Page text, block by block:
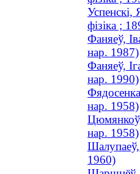
Успенскі,
фізіка ;
Фаняеў,
нар. 1987)
Фаняеў,
нар. 1990)
нар. 1958)
Цюмянкоў,
нар. 1958)
Шалупаеў,
1960)